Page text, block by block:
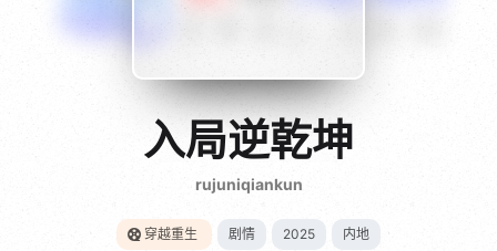
{if condition="$obj.vod_points
28短剧
入局逆乾坤
rujuniqiankun
穿越重生 剧情 2025 内地